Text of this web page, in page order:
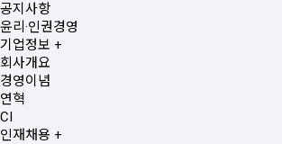
공지사항
윤리·인권경영
기업정보 +
회사개요
경영이념
연혁
CI
인재채용 +